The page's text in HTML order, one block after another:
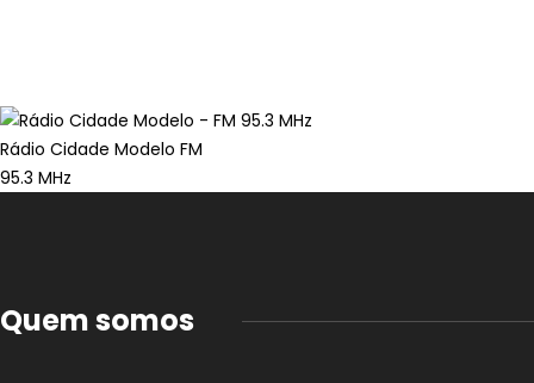
Rádio Cidade Modelo FM
95.3 MHz
Quem somos